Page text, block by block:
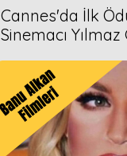
Cannes'da İlk
Sinemacı